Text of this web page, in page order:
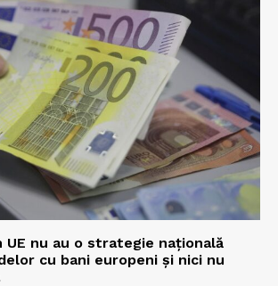
UE nu au o strategie națională
cu bani europeni și nici nu